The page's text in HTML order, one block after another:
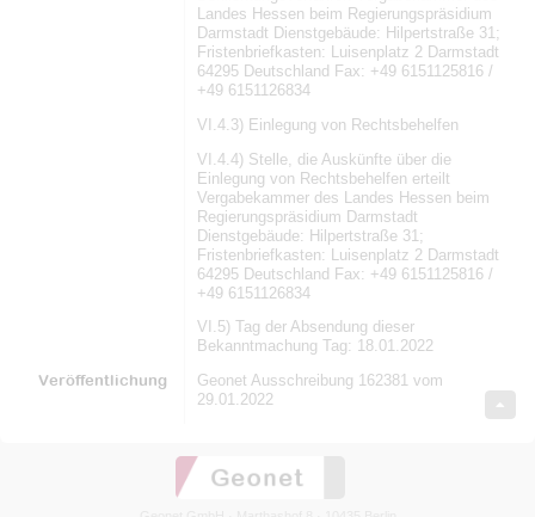
Landes Hessen beim Regierungspräsidium
Darmstadt Dienstgebäude: Hilpertstraße 31;
Fristenbriefkasten: Luisenplatz 2 Darmstadt
64295 Deutschland Fax: +49 6151125816 /
+49 6151126834
VI.4.3) Einlegung von Rechtsbehelfen
VI.4.4) Stelle, die Auskünfte über die
Einlegung von Rechtsbehelfen erteilt
Vergabekammer des Landes Hessen beim
Regierungspräsidium Darmstadt
Dienstgebäude: Hilpertstraße 31;
Fristenbriefkasten: Luisenplatz 2 Darmstadt
64295 Deutschland Fax: +49 6151125816 /
+49 6151126834
VI.5) Tag der Absendung dieser
Bekanntmachung Tag: 18.01.2022
Veröffentlichung
Geonet Ausschreibung 162381 vom
29.01.2022